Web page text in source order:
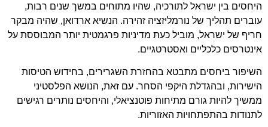
היחסים בין ישראל לתורכיה, שהיו מתוחים במשך שנים רבות,
עוברים תהליך של נורמליזציה זהירה. הנשיא ארדואן, שהיה מבקר
חריף של ישראל, מוביל כעת מדיניות פרגמטית יותר המבוססת על
אינטרסים כלכליים ואסטרטגיים.
השיפור ביחסים מתבטא בהחזרת השגרירים, בחידוש הטיסות
הישירות, ובהגדלת היקפי הסחר. עם זאת, הנושא הפלסטיני
ממשיך להיות גורם מתיחות פוטנציאלי, והיחסים נותרים רגישים
לתנודות בהתפתחויות האזוריות.